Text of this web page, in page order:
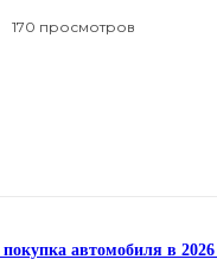
170 просмотров
автомобиля в